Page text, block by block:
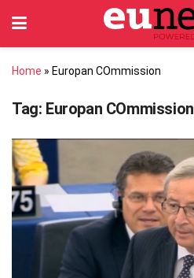
Home » Europan COmmission
Tag: Europan COmmission